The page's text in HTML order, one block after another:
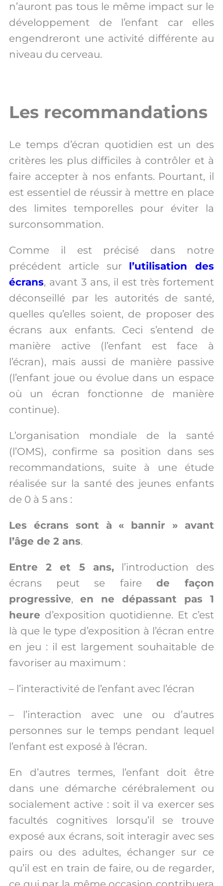
n’auront pas tous le même impact sur le
développement de l’enfant car elles
engendreront une activité différente au
niveau du cerveau.
Les recommandations
Le temps d’écran quotidien est un des
critères les plus difficiles à contrôler et à
faire accepter à nos enfants. Pourtant, il
est essentiel de réussir à mettre en place
des limites temporelles pour éviter la
surconsommation.
Comme il est précisé dans notre
précédent article sur l’utilisation des
écrans, avant 3 ans, il est très fortement
déconseillé par les autorités de santé,
quelles qu’elles soient, de proposer des
écrans aux enfants. Ceci s’entend de
manière active (l’enfant est face à
l’écran), mais aussi de manière passive
(l’enfant joue ou évolue dans un espace
où un écran fonctionne de manière
continue).
L’organisation mondiale de la santé
(l’OMS), confirme sa position dans ses
recommandations, suite à une étude
réalisée sur la santé des jeunes enfants
de 0 à 5 ans :
Les écrans sont à « bannir » avant
l’âge de 2 ans.
Entre 2 et 5 ans,l’introduction des
écrans peut se faire de façon
progressive, en ne dépassant pas 1
heure d’exposition quotidienne. Et c’est
là que le type d’exposition à l’écran entre
en jeu : il est largement souhaitable de
favoriser au maximum :
– l’interactivité de l’enfant avec l’écran
– l’interaction avec une ou d’autres
personnes sur le temps pendant lequel
l’enfant est exposé à l’écran.
En d’autres termes, l’enfant doit être
dans une démarche cérébralement ou
socialement active : soit il va exercer ses
facultés cognitives lorsqu’il se trouve
exposé aux écrans, soit interagir avec ses
pairs ou des adultes, échanger sur ce
qu’il est en train de faire, ou de regarder,